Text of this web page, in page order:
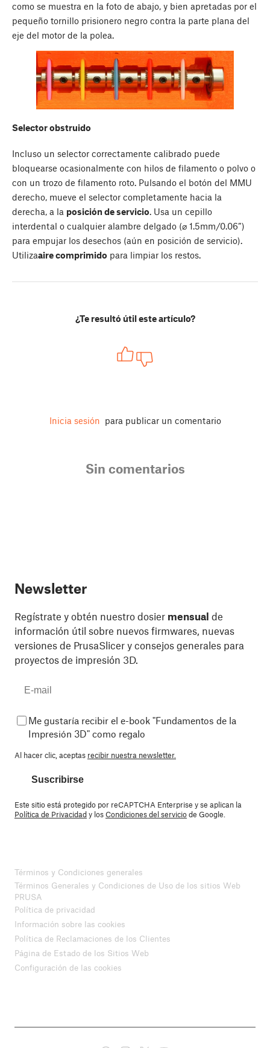
como se muestra en la foto de abajo, y bien apretadas por el
pequeño tornillo prisionero negro contra la parte plana del
eje del motor de la polea.
Selector obstruido
Incluso un selector correctamente calibrado puede
bloquearse ocasionalmente con hilos de filamento o polvo o
con un trozo de filamento roto. Pulsando el botón del MMU
derecho, mueve el selector completamente hacia la
derecha, a la posición de servicio. Usa un cepillo
interdental o cualquier alambre delgado (⌀ 1.5mm/0.06”)
para empujar los desechos (aún en posición de servicio).
Utilizaaire comprimido para limpiar los restos.
¿Te resultó útil este artículo?
Inicia sesión para publicar un comentario
Sin comentarios
Newsletter
Regístrate y obtén nuestro dosier mensual de
información útil sobre nuevos firmwares, nuevas
versiones de PrusaSlicer y consejos generales para
proyectos de impresión 3D.
Me gustaría recibir el e-book "Fundamentos de la
Impresión 3D" como regalo
Al hacer clic, aceptas recibir nuestra newsletter.
Suscribirse
Este sitio está protegido por reCAPTCHA Enterprise y se aplican la
Política de Privacidady losCondiciones del serviciode Google.
Términos y Condiciones generales
Términos Generales y Condiciones de Uso de los sitios Web
PRUSA
Política de privacidad
Información sobre las cookies
Política de Reclamaciones de los Clientes
Página de Estado de los Sitios Web
Configuración de las cookies